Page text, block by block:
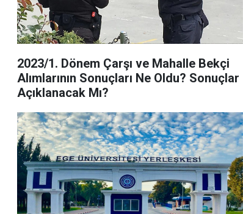
2023/1. Dönem Çarşı ve Mahalle Bekçi
Alımlarının Sonuçları Ne Oldu? Sonuçlar
Açıklanacak Mı?